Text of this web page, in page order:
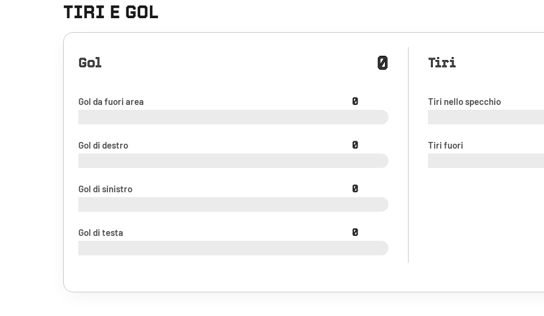
TIRI E GOL
Gol 0
Gol da fuori area 0
Gol di destro 0
Gol di sinistro 0
Gol di testa 0
Tiri
Tiri nello specchio
Tiri fuori